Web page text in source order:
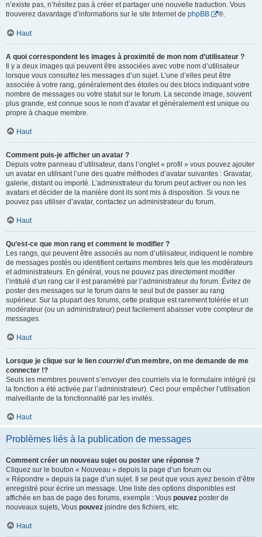
n’existe pas, n’hésitez pas à créer et partager une nouvelle traduction. Vous
trouverez davantage d’informations sur le site Internet de phpBB ®.
Haut
A quoi correspondent les images à proximité de mon nom d’utilisateur ?
Il y a deux images qui peuvent être associées avec votre nom d’utilisateur
lorsque vous consultez les messages d’un sujet. L’une d’elles peut être
associée à votre rang, généralement des étoiles ou des blocs indiquant votre
nombre de messages ou votre statut sur le forum. La seconde image, souvent
plus grande, est connue sous le nom d’avatar et généralement est unique ou
propre à chaque membre.
Haut
Comment puis-je afficher un avatar ?
Depuis votre panneau d’utilisateur, dans l’onglet « profil » vous pouvez ajouter
un avatar en utilisant l’une des quatre méthodes d’avatar suivantes : Gravatar,
galerie, distant ou importé. L’administrateur du forum peut activer ou non les
avatars et décider de la manière dont ils sont mis à disposition. Si vous ne
pouvez pas utiliser d’avatar, contactez un administrateur du forum.
Haut
Qu’est-ce que mon rang et comment le modifier ?
Les rangs, qui peuvent être associés au nom d’utilisateur, indiquent le nombre
de messages postés ou identifient certains membres tels que les modérateurs
et administrateurs. En général, vous ne pouvez pas directement modifier
l’intitulé d’un rang car il est paramétré par l’administrateur du forum. Évitez de
poster des messages sur le forum dans le seul but de passer au rang
supérieur. Sur la plupart des forums, cette pratique est rarement tolérée et un
modérateur (ou un administrateur) peut facilement abaisser votre compteur de
messages.
Haut
Lorsque je clique sur le lien courrield’un membre, on me demande de me
connecter !?
Seuls les membres peuvent s’envoyer des courriels via le formulaire intégré (si
la fonction a été activée par l’administrateur). Ceci pour empêcher l’utilisation
malveillante de la fonctionnalité par les invités.
Haut
Problèmes liés à la publication de messages
Comment créer un nouveau sujet ou poster une réponse ?
Cliquez sur le bouton « Nouveau » depuis la page d’un forum ou
« Répondre » depuis la page d’un sujet. Il se peut que vous ayez besoin d’être
enregistré pour écrire un message. Une liste des options disponibles est
affichée en bas de page des forums, exemple : Vous pouvez poster de
nouveaux sujets, Vous pouvez joindre des fichiers, etc.
Haut